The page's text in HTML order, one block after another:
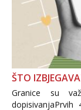
ŠTO
Granice su